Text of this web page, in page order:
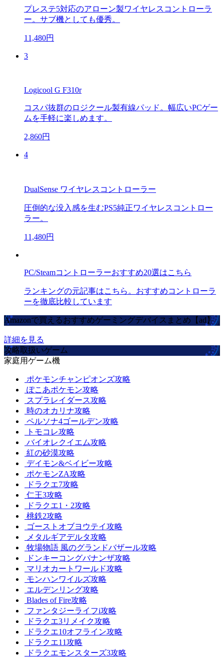
プレステ5対応のアローン製ワイヤレスコントローラ
ー。サブ機としても優秀。
11,480円
3
Logicool G F310r
コスパ抜群のロジクール製有線パッド。幅広いPCゲー
ムを手軽に楽しめます。
2,860円
4
DualSense ワイヤレスコントローラー
圧倒的な没入感を生むPS5純正ワイヤレスコントロー
ラー。
11,480円
PC/Steamコントローラーおすすめ20選はこちら
ランキングの元記事はこちら。おすすめコントローラ
ーを徹底比較しています
Amazonで買えるおすすめゲーミングデバイスまとめ【ad】
詳細を見る
攻略取扱いゲーム
家庭用ゲーム機
ポケモンチャンピオンズ攻略
ぽこあポケモン攻略
スプラレイダース攻略
時のオカリナ攻略
ペルソナ4ゴールデン攻略
トモコレ攻略
バイオレクイエム攻略
紅の砂漠攻略
デイモン&ベイビー攻略
ポケモンZA攻略
ドラクエ7攻略
仁王3攻略
ドラクエ1・2攻略
桃鉄2攻略
ゴーストオブヨウテイ攻略
メタルギアデルタ攻略
牧場物語 風のグランドバザール攻略
ドンキーコングバナンザ攻略
マリオカートワールド攻略
モンハンワイルズ攻略
エルデンリング攻略
Blades of Fire攻略
ファンタジーライフi攻略
ドラクエ3リメイク攻略
ドラクエ10オフライン攻略
ドラクエ11攻略
ドラクエモンスターズ3攻略